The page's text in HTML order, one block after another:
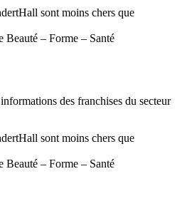
sont moins chers que
Beauté – Forme – Santé
des franchises du secteur
sont moins chers que
Beauté – Forme – Santé